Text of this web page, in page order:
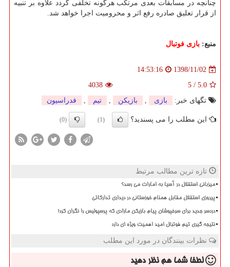
چنانچه در مسابقات بعدی مرتكب هرگونه تخلفی گردد علاوه بر تنبیه
از قرار تعلیق صادره رفع اثر و محرومیت اجرا خواهد شد.
منبع: بازی فوتبال
1398/11/02
14:53:16
5.0
/
5
4038
تگهای خبر:
بازی , بازیكن , تیم , فدراسیون
این مطلب را می پسندید؟ (1)
(0)
تازه ترین مطالب مرتبط
میزبانی استقلال در آسیا به امارات می رسد؟
پیروزی استقلال مقابل همنام خوزستانی در دیداری تدارکاتی
دردسر جدید برای سرخپوشان پیام بازیکن مازادی که پرسپولیس را نگران کرد!
نتیجه گیری تیم فوتبال امید اهمیت ویژه ای دارد
نظرات بینندگان در مورد این مطلب
لطفا شما همنظر دهید